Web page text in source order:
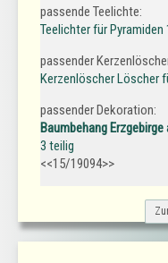
passende Teelichte:
Teelichter für Pyramiden
passender
Kerzenlöscher Löscher
passender Dekoration:
Baumbehang
3 teilig
<<15/19094>>